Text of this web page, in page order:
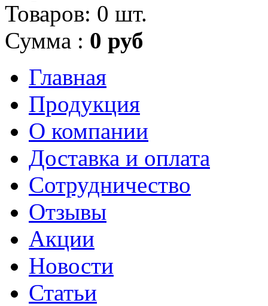
Товаров: 0 шт.
Сумма : 0 руб
Главная
Продукция
О компании
Доставка и оплата
Сотрудничество
Отзывы
Акции
Новости
Статьи